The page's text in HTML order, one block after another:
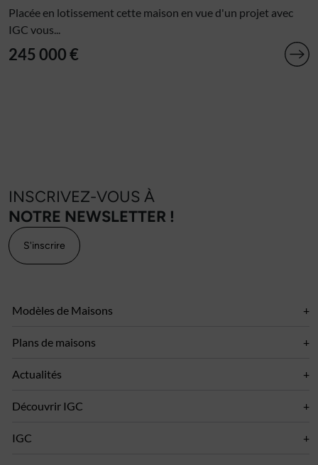
Placée en lotissement cette maison en vue d'un projet avec
IGC vous...
245 000 €
INSCRIVEZ-VOUS À
NOTRE NEWSLETTER !
S'inscrire
Modèles de Maisons
Plans de maisons
Actualités
Découvrir IGC
IGC